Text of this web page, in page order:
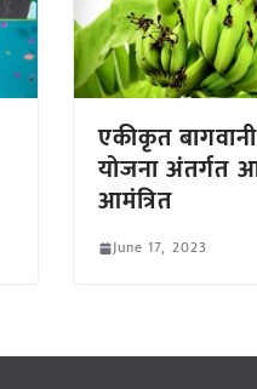
एकीकृत
योजना अंतर्गत
आमंत्रित
June 17, 2023